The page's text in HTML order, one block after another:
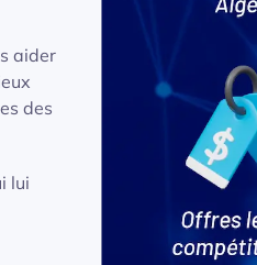
aider
des
lui